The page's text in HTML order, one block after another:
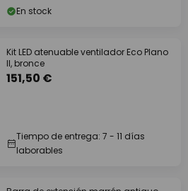
En stock
Kit LED atenuable ventilador Eco Plano
II, bronce
151,50 €
Tiempo de entrega: 7 - 11 días
laborables